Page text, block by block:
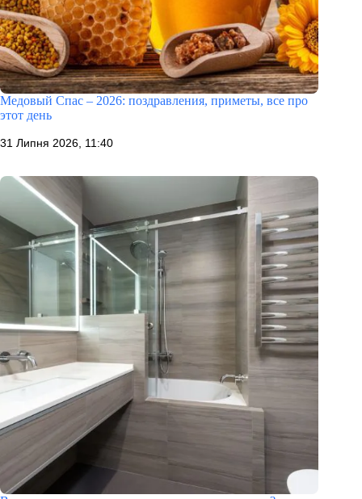
Медовый Спас – 2026: поздравления, приметы, все про
этот день
31 Липня 2026, 11:40